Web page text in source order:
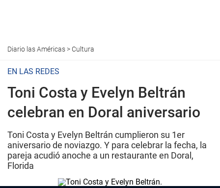
Diario las Américas> Cultura
EN LAS REDES
Toni Costa y Evelyn Beltrán
celebran en Doral aniversario
Toni Costa y Evelyn Beltrán cumplieron su 1er
aniversario de noviazgo. Y para celebrar la fecha, la
pareja acudió anoche a un restaurante en Doral,
Florida